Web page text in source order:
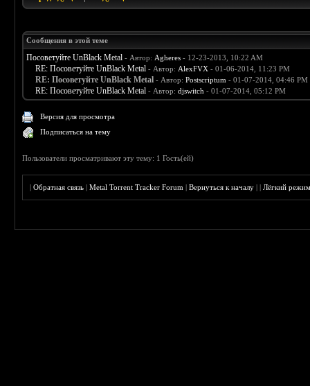
Сообщения в этой теме
Посоветуйте UnBlack Metal - Автор: Agheres - 12-23-2013, 10:22 AM
RE: Посоветуйте UnBlack Metal - Автор: AlexFVX - 01-06-2014, 11:23 PM
RE: Посоветуйте UnBlack Metal - Автор:Postscriptum - 01-07-2014, 04:46 PM
RE: Посоветуйте UnBlack Metal - Автор:djswitch - 01-07-2014, 05:12 PM
Версия для просмотра
Подписаться на тему
Пользователи просматривают эту тему: 1 Гость(ей)
|Обратная связь |Metal Torrent Tracker Forum |Вернуться к началу ||Лёгкий